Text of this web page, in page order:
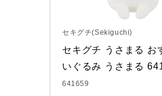
セキグチ(Sekiguchi)
セキグチ うさまる お
いぐるみ うさまる
641659